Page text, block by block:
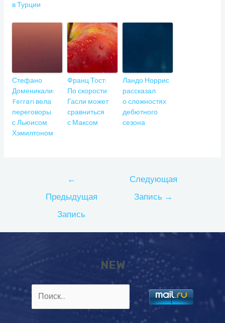
в Турции
Стефано
Доменикали:
Ferrari вела
переговоры
с Льюисом
Хэмилтоном
Франц Тост:
По скорости
Гасли может
сравниться
с Максом
Ландо Норрис
рассказал
о сложностях
дебютного
сезона
записям
←
Предыдущая
Запись
Следующая
Запись →
NEW